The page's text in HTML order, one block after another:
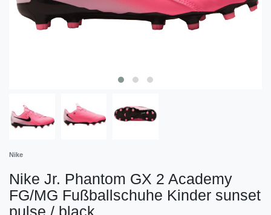
Nike
Nike Jr. Phantom GX 2 Academy
FG/MG Fußballschuhe Kinder sunset
pulse / black